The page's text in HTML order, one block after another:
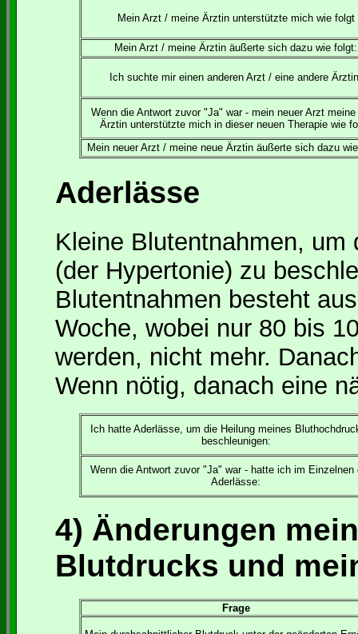
Mein Arzt / meine Ärztin unterstützte mich wie folgt
Mein Arzt / meine Ärztin äußerte sich dazu wie folgt:
Ich suchte mir einen anderen Arzt / eine andere
Wenn die Antwort zuvor "Ja" war - mein neuer Arzt meine
Ärztin unterstützte mich in dieser neuen Therapie wie
Mein neuer Arzt / meine neue Ärztin äußerte sich dazu
Aderlässe
Kleine Blutentnahmen,
(der Hypertonie) zu
Blutentnahmen besteht
Woche, wobei nur 80 bis
werden, nicht mehr.
Wenn nötig, danach eine
Ich hatte Aderlässe, um die Heilung meines
beschleunigen:
Wenn die Antwort zuvor "Ja" war - hatte ich im Einzelnen
Aderlässe:
4) Änderungen
Blutdrucks und
Frage